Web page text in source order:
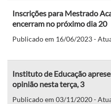
Inscrições para Mestrado
encerram no próximo dia 20
Publicado em 16/06/2023 -
Instituto de Educação
opinião nesta terça, 3
Publicado em 03/11/2020 -